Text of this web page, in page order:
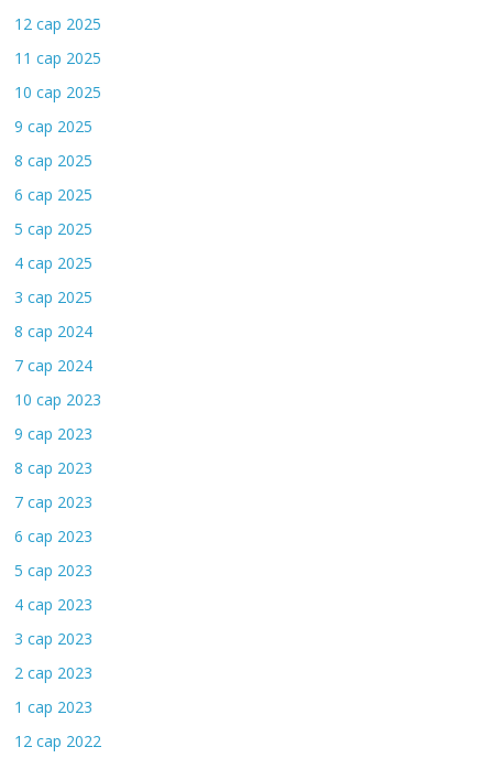
12 сар 2025
11 сар 2025
10 сар 2025
9 сар 2025
8 сар 2025
6 сар 2025
5 сар 2025
4 сар 2025
3 сар 2025
8 сар 2024
7 сар 2024
10 сар 2023
9 сар 2023
8 сар 2023
7 сар 2023
6 сар 2023
5 сар 2023
4 сар 2023
3 сар 2023
2 сар 2023
1 сар 2023
12 сар 2022